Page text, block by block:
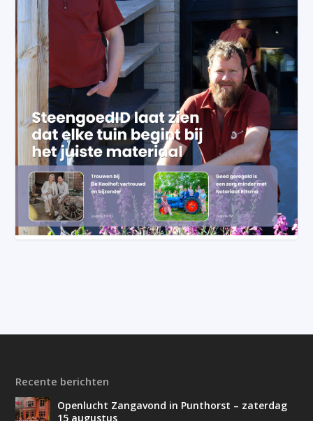
Recente berichten
Openlucht Zangavond in Punthorst – zaterdag
15 augustus